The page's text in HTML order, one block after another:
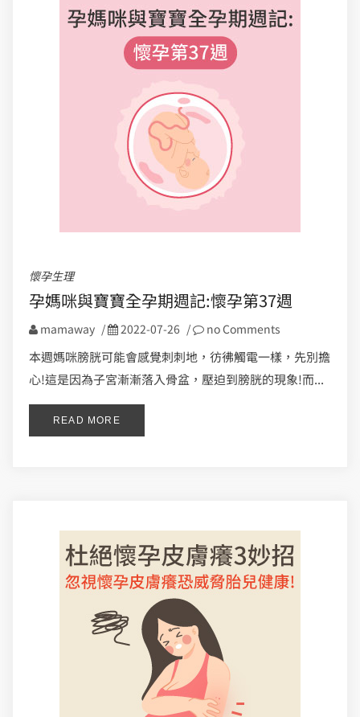
懷孕生理
孕媽咪與寶寶全孕期週記:懷孕第37週
mamaway / 2022-07-26 / no Comments
本週媽咪膀胱可能會感覺刺刺地，彷彿觸電一樣，先別擔
心!這是因為子宮漸漸落入骨盆，壓迫到膀胱的現象!而...
READ MORE